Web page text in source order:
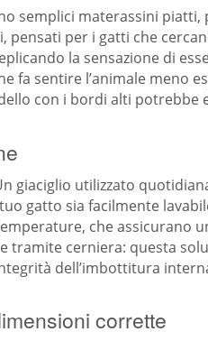
semplici materassini
pensati per i gatti che
la sensazione di
fa sentire l’animale meno
con i bordi alti potrebbe
giaciglio utilizzato
gatto sia facilmente
che assicurano
tramite cerniera: questa
dell’imbottitura
corrette